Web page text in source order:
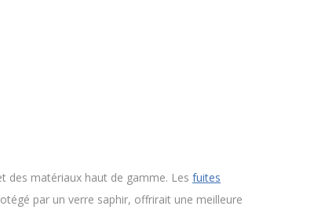
des matériaux haut de gamme. Les fuites
par un verre saphir, offrirait une meilleure